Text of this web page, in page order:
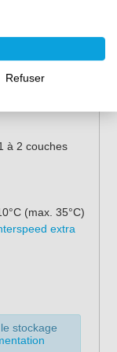
à 2 couches
(max. 35°C)
extra
stockage
Refuser